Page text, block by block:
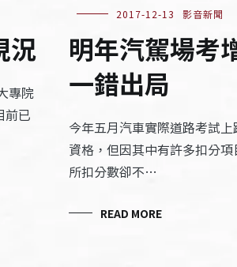
況
專院
前已
2017-12-13 影音新聞
明年汽駕場考
一錯出局
今年五月汽車實際道路考試
資格，但因其中有許多扣分項
所扣分數卻不…
READ MORE